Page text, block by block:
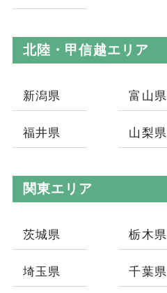
北陸・甲信越エリア
新潟県 富山県
福井県 山梨県
関東エリア
茨城県 栃木県
埼玉県 千葉県